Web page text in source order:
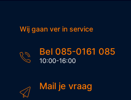
Wij gaan ver in service
Bel 085-0161 085
10:00-16:00
Mail je vraag